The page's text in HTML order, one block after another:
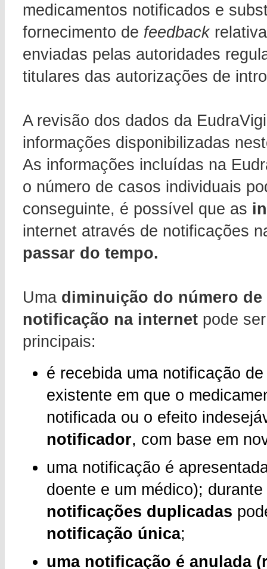
medicamentos notificados e
fornecimento de feedback
enviadas pelas autoridades
titulares das autorizações de
A revisão dos dados da
informações disponibilizadas
As informações incluídas na
o número de casos individuais
conseguinte, é possível que as
internet através de notificações
passar do tempo.
Uma diminuição do número
notificação na internet pode
principais:
é recebida uma notificação
existente em que o
notificada ou o efeito
notificador, com base em
uma notificação é
doente e um médico);
notificações duplicadas
notificação única;
uma notificação é anulada